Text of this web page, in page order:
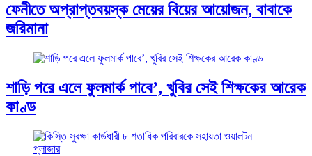
ফেনীতে অপ্রাপ্তবয়স্ক মেয়ের বিয়ের আয়োজন, বাবাকে
জরিমানা
শাড়ি পরে এলে ফুলমার্ক পাবে’, খুবির সেই শিক্ষকের আরেক
কাণ্ড